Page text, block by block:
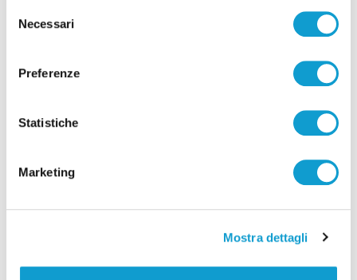
delNecessari
Preferenze
Statistiche
Marketing
Mostra dettagli
Calcio Eccellenza - Teramo, altra goleada
contro il Cupello